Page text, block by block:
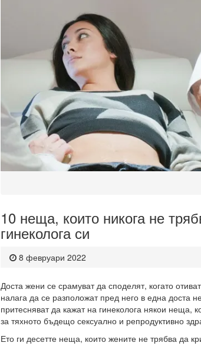
10 неща, които никога не
гинеколога си
8 февруари 2022
Доста жени се срамуват да споделят, когато
налага да се разположат пред него в една доста
притесняват да кажат на гинеколога някои неща,
за тяхното бъдещо сексуално и репродуктивно
Ето ги десетте неща, които жените не трябва да